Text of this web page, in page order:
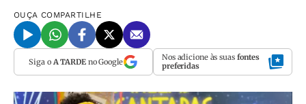
OUÇA COMPARTILHE
Siga o A TARDEno Google Nos adicione às suas fontes
preferidas